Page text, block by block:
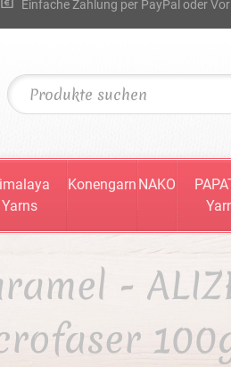
Einfache Zahlung per PayPal oder
Yarns
Konengarn NAKO
-